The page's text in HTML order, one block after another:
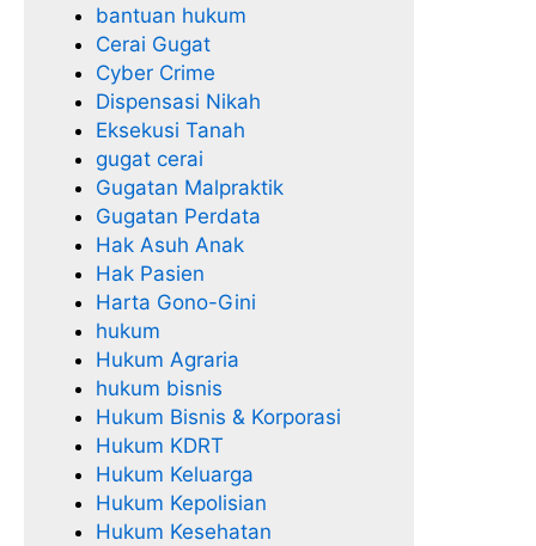
bantuan hukum
Cerai Gugat
Cyber Crime
Dispensasi Nikah
Eksekusi Tanah
gugat cerai
Gugatan Malpraktik
Gugatan Perdata
Hak Asuh Anak
Hak Pasien
Harta Gono-Gini
hukum
Hukum Agraria
hukum bisnis
Hukum Bisnis & Korporasi
Hukum KDRT
Hukum Keluarga
Hukum Kepolisian
Hukum Kesehatan